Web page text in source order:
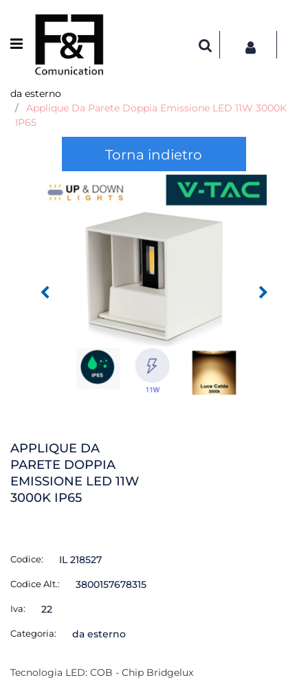
Open menu
da esterno
Applique Da Parete Doppia Emissione LED 11W 3000K
IP65
Torna indietro
APPLIQUE DA
PARETE DOPPIA
EMISSIONE LED 11W
3000K IP65
Codice: IL 218527
Codice Alt.: 3800157678315
Iva: 22
Categoria: da esterno
Tecnologia LED: COB - Chip Bridgelux